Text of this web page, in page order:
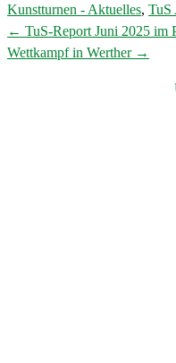
Kunstturnen - Aktuelles, TuS
Post
navigation
← TuS-Report Juni 2025 im
Wettkampf in Werther →